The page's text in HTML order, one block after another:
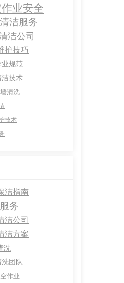
业安全
洁服务
洁公司
护技巧
业规范
洁技术
清洗
技术
洁指南
务
洁公司
洁方案
洗
团队
作业